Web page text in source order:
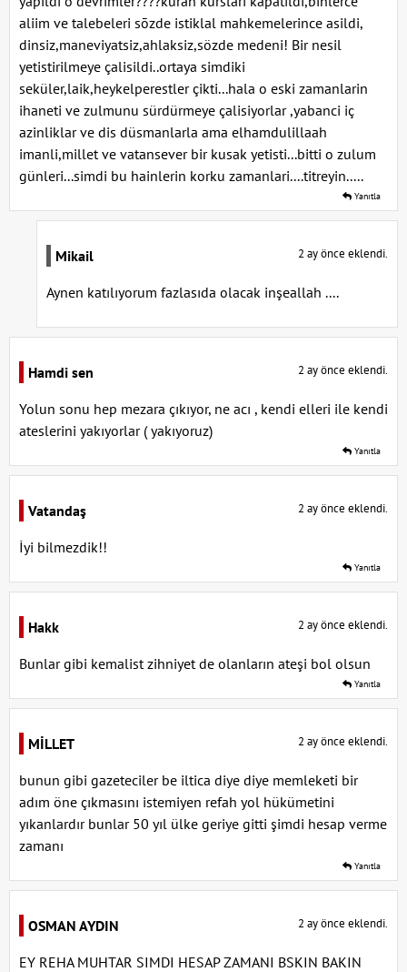
aliim ve talebeleri sōzde istiklal mahkemelerince asildi,
dinsiz,maneviyatsiz,ahlaksiz,sözde medeni! Bir nesil
yetistirilmeye çalisildi..ortaya simdiki
seküler,laik,heykelperestler çikti...hala o eski zamanlarin
ihaneti ve zulmunu sürdürmeye çalisiyorlar ,yabanci iç
azinliklar ve dis düsmanlarla ama elhamdulillaah
imanli,millet ve vatansever bir kusak yetisti...bitti o zulum
günleri...simdi bu hainlerin korku zamanlari....titreyin.....
Yanıtla
Mikail 2 ay önce eklendi.
Aynen katılıyorum fazlasıda olacak inşeallah ....
Hamdi sen 2 ay önce eklendi.
Yolun sonu hep mezara çıkıyor, ne acı , kendi elleri ile kendi
ateslerini yakıyorlar ( yakıyoruz)
Yanıtla
Vatandaş 2 ay önce eklendi.
İyi bilmezdik!!
Yanıtla
Hakk 2 ay önce eklendi.
Bunlar gibi kemalist zihniyet de olanların ateşi bol olsun
Yanıtla
MİLLET 2 ay önce eklendi.
bunun gibi gazeteciler be iltica diye diye memleketi bir
adım öne çıkmasını istemiyen refah yol hükümetini
yıkanlardır bunlar 50 yıl ülke geriye gitti şimdi hesap verme
zamanı
Yanıtla
OSMAN AYDIN 2 ay önce eklendi.
EY REHA MUHTAR SIMDI HESAP ZAMANI BSKIN BAKIN